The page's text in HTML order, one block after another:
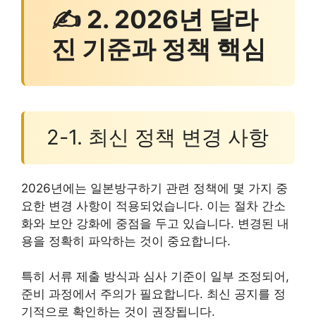
✍ 2. 2026년 달라
진 기준과 정책 핵심
2-1. 최신 정책 변경 사항
2026년에는 일본방구하기 관련 정책에 몇 가지 중
요한 변경 사항이 적용되었습니다. 이는 절차 간소
화와 보안 강화에 중점을 두고 있습니다. 변경된 내
용을 정확히 파악하는 것이 중요합니다.
특히 서류 제출 방식과 심사 기준이 일부 조정되어,
준비 과정에서 주의가 필요합니다. 최신 공지를 정
기적으로 확인하는 것이 권장됩니다.